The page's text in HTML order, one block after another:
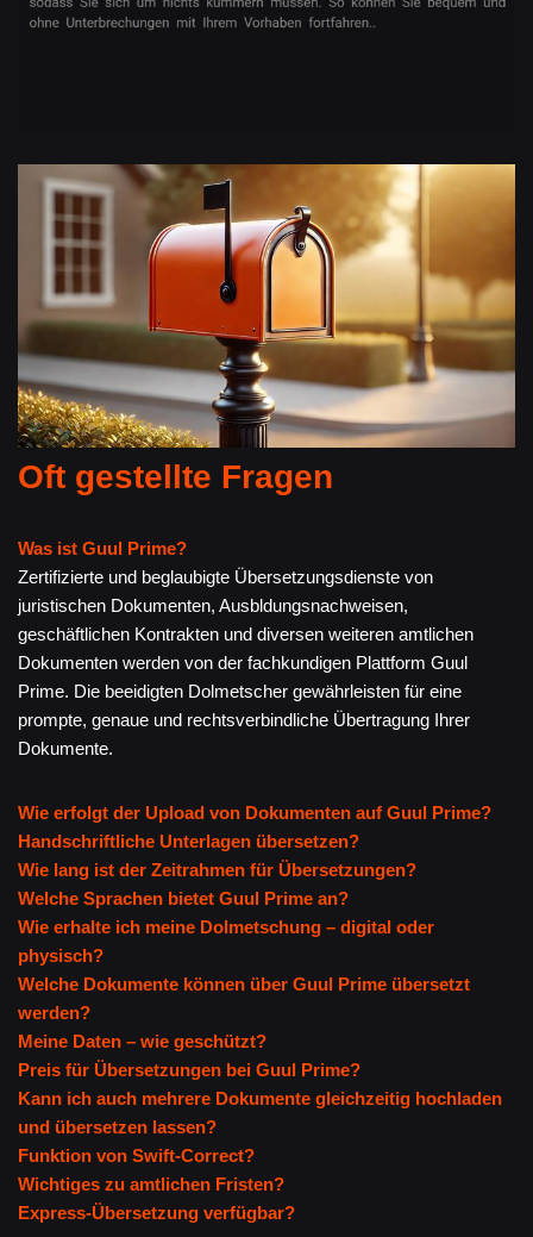
Oft gestellte Fragen
Was ist Guul Prime?
Zertifizierte und beglaubigte Übersetzungsdienste von
juristischen Dokumenten, Ausbldungsnachweisen,
geschäftlichen Kontrakten und diversen weiteren amtlichen
Dokumenten werden von der fachkundigen Plattform Guul
Prime. Die beeidigten Dolmetscher gewährleisten für eine
prompte, genaue und rechtsverbindliche Übertragung Ihrer
Dokumente.
Wie erfolgt der Upload von Dokumenten auf Guul Prime?
Handschriftliche Unterlagen übersetzen?
Wie lang ist der Zeitrahmen für Übersetzungen?
Welche Sprachen bietet Guul Prime an?
Wie erhalte ich meine Dolmetschung – digital oder
physisch?
Welche Dokumente können über Guul Prime übersetzt
werden?
Meine Daten – wie geschützt?
Preis für Übersetzungen bei Guul Prime?
Kann ich auch mehrere Dokumente gleichzeitig hochladen
und übersetzen lassen?
Funktion von Swift-Correct?
Wichtiges zu amtlichen Fristen?
Express-Übersetzung verfügbar?